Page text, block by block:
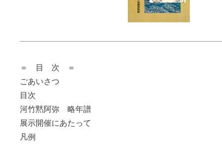
＝ 目 次 ＝
ごあいさつ
目次
河竹黙阿弥 略年譜
展示開催にあたって
凡例